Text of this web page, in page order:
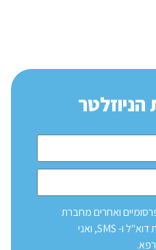
ואחרים מחברת
מעבדות רפא בע"מ באמצעות דוא"ל ו- SMS, ואני